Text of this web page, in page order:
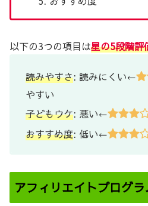
以下の3つの項目は星の5段階評
読みやすさ: 読みにくい←
やすい
子どもウケ: 悪い←
おすすめ度: 低い←
アフィリエイトプログ